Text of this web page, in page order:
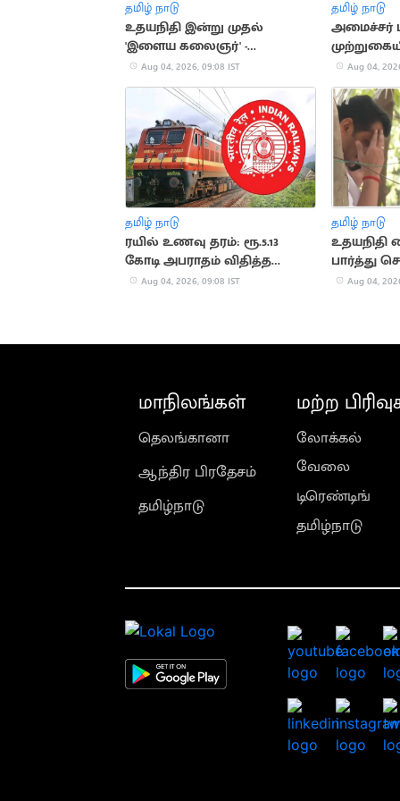
தமிழ் நாடு
உதயநிதி இன்று முதல்
'இளைய கலைஞர்' -
ஆர்.எஸ்.பாரதி அறிவிப்பு
Aug 04, 2026, 09:08 IST
தமிழ் நாடு
அமைச்சர்
போராட்டம்
Aug 04,
தமிழ் நாடு
ரயில் உணவு தரம்: ரூ.5.13
கோடி அபராதம் விதித்த
ரயில்வே
Aug 04, 2026, 09:08 IST
தமிழ் நாடு
உதயநிதி
பார்த்து
Aug 04,
மாநிலங்கள்
தெலங்கானா
ஆந்திர பிரதேசம்
தமிழ்நாடு
மற்ற
லோக்கல்
வேலை
டிரெண்டிங்
தமிழ்நாடு